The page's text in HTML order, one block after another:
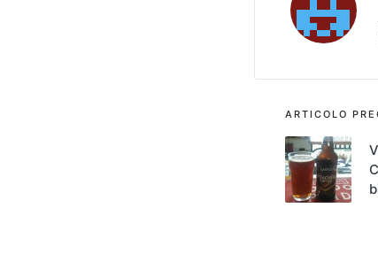
articoli
ARTICOLO